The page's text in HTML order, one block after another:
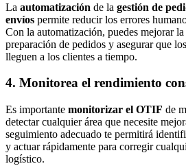
La automatización de la gestión de
envíos permite reducir los errores
Con la automatización, puedes mejorar la
preparación de pedidos y asegurar que
lleguen a los clientes a tiempo.
4. Monitorea el rendimiento
Es importante monitorizar el OTIF de
detectar cualquier área que necesite
seguimiento adecuado te permitirá
y actuar rápidamente para corregir
logístico.